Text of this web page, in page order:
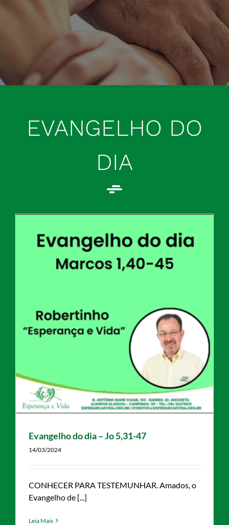
EVANGELHO DO
DIA
Evangelho do dia – Jo 5,31-47
14/03/2024
CONHECER PARA TESTEMUNHAR. Amados, o
Evangelho de [...]
Leia Mais